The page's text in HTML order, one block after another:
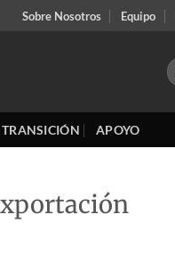
Sobre Nosotros Equipo
APOYO